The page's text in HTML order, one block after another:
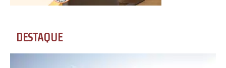
DESTAQUE